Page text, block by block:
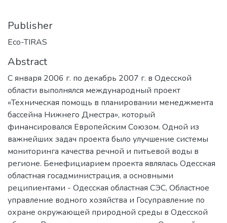
Publisher
Eco-TIRAS
Abstract
С января 2006 г. по декабрь 2007 г. в Одесской
области выполнялся международный проект
«Техническая помощь в планировании менеджмента
бассейна Нижнего Днестра», который
финансировался Европейским Союзом. Одной из
важнейших задач проекта было улучшение системы
мониторинга качества речной и питьевой воды в
регионе. Бенефициарием проекта являлась Одесская
областная госадминистрация, а основными
реципиентами - Одесская областная СЭС, Областное
управление водного хозяйства и Госуправление по
охране окружающей природной среды в Одесской